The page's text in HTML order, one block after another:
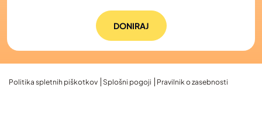
DONIRAJ
Politika spletnih piškotkov Splošni pogoji
Pravilnik o zasebnosti